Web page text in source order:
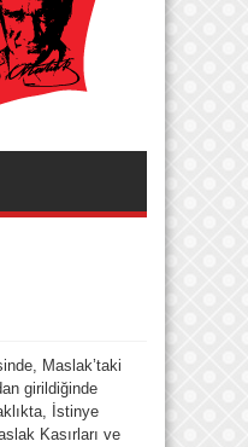
Maslak’taki
girildiğinde
İstinye
Kasırları ve